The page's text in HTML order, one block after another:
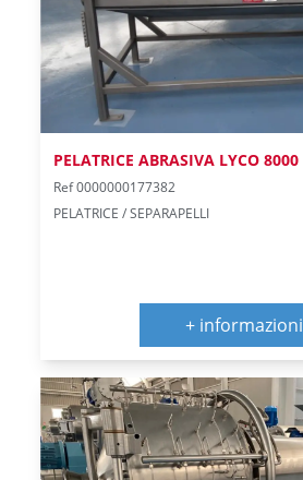
PELATRICE ABRASIVA LYCO 8000
Ref 0000000177382
PELATRICE / SEPARAPELLI
+ informazioni